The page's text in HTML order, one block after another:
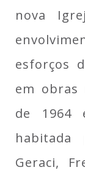
nova
esforços
em obras
de 1964
Geraci,